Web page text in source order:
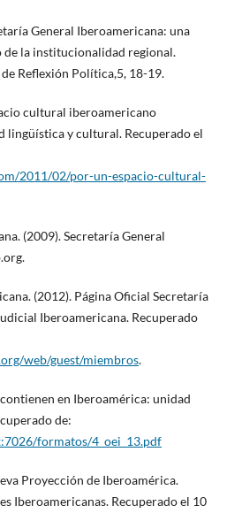
General Iberoamericana: una
de la institucionalidad regional.
Reflexión Política,5, 18-19.
cultural iberoamericano
lingüística y cultural. Recuperado el
2011/02/por-un-espacio-cultural-
(2009). Secretaría General
(2012). Página Oficial Secretaría
Iberoamericana. Recuperado
web/guest/miembros.
en Iberoamérica: unidad
de:
formatos/4_oei_13.pdf
Proyección de Iberoamérica.
Iberoamericanas. Recuperado el 10